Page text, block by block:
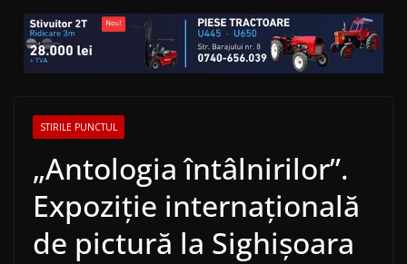
STIRILE PUNCTUL
„Antologia întâlnirilor”.
Expoziție internațională
de pictură la Sighișoara